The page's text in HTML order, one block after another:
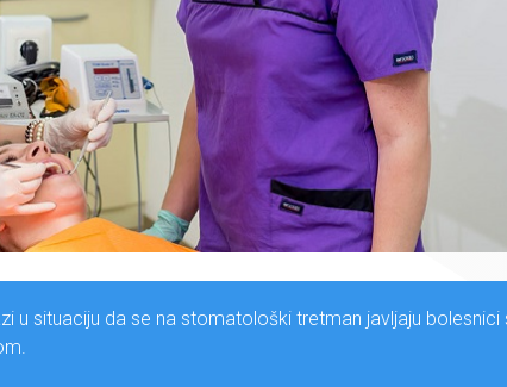
u situaciju da se na stomatološki tretman javljaju bolesnici